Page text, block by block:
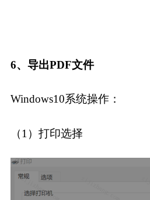
6、导出PDF文件
Windows10系统操作：
（1）打印选择